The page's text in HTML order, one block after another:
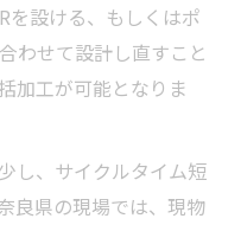
を設ける、もしくはポ
わせて設計し直すこと
加工が可能となりま
し、サイクルタイム短
良県の現場では、現物